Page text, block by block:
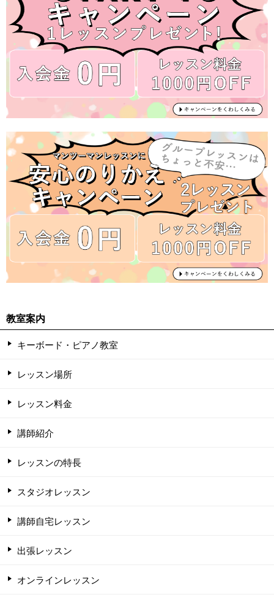
教室案内
キーボード・ピアノ教室
レッスン場所
レッスン料金
講師紹介
レッスンの特長
スタジオレッスン
講師自宅レッスン
出張レッスン
オンラインレッスン